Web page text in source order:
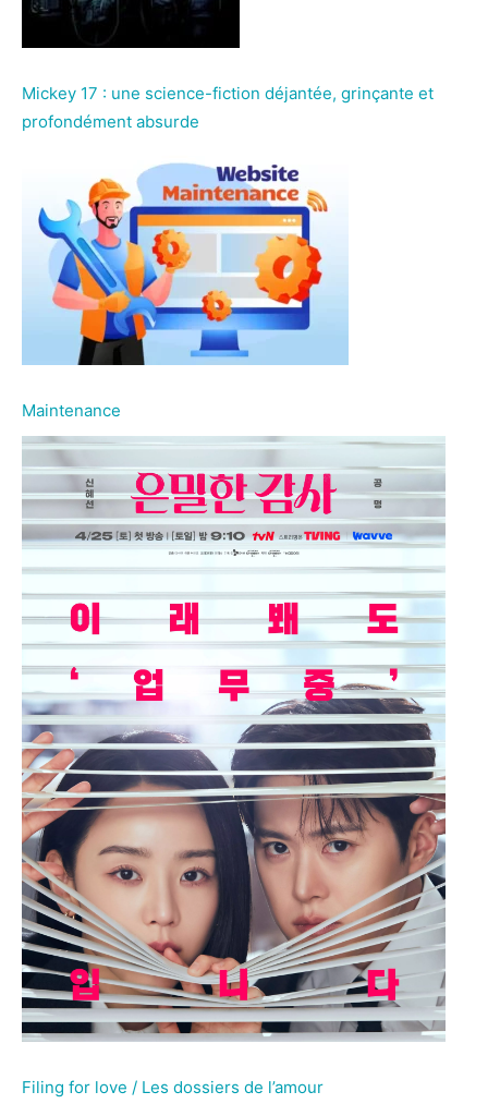
Mickey 17 : une science-fiction déjantée, grinçante et
profondément absurde
Maintenance
Filing for love / Les dossiers de l’amour